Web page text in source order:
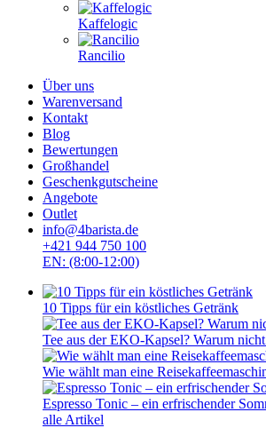
Kaffelogic
Rancilio
Über uns
Warenversand
Kontakt
Blog
Bewertungen
Großhandel
Geschenkgutscheine
Angebote
Outlet
info@4barista.de
+421 944 750 100
EN: (8:00-12:00)
10 Tipps für ein köstliches Getränk
Tee aus der EKO-Kapsel? Warum
Wie wählt man eine
Espresso Tonic – ein erfrischender
alle Artikel